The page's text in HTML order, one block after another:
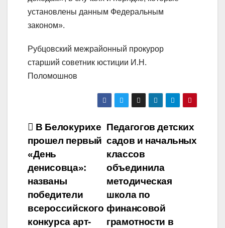
установлены данным Федеральным
законом».
Рубцовский межрайонный прокурор
старший советник юстиции И.Н.
Поломошнов
Навигация
по
записям
Педагогов детских
садов и начальных
классов
объединила
методическая
школа по
финансовой
грамотности в
В Белокурихе
прошел первый
«День
денисовца»:
названы
победители
всероссийского
конкурса арт-